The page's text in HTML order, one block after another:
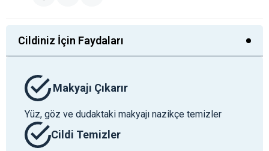
Cildiniz İçin Faydaları
Makyajı Çıkarır
Yüz, göz ve dudaktaki makyajı nazikçe temizler
Cildi Temizler